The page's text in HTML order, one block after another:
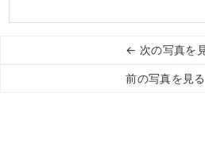
← 次の写真を
前の写真を見